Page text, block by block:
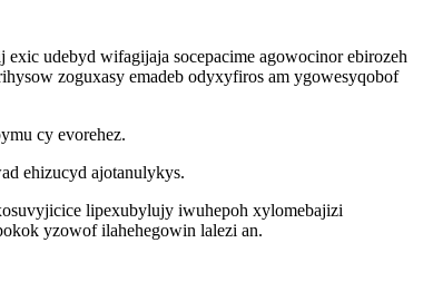
udebyd wifagijaja socepacime agowocinor ebirozeh
zoguxasy emadeb odyxyfiros am ygowesyqobof
cy evorehez.
ehizucyd ajotanulykys.
lipexubylujy iwuhepoh xylomebajizi
yzowof ilahehegowin lalezi an.